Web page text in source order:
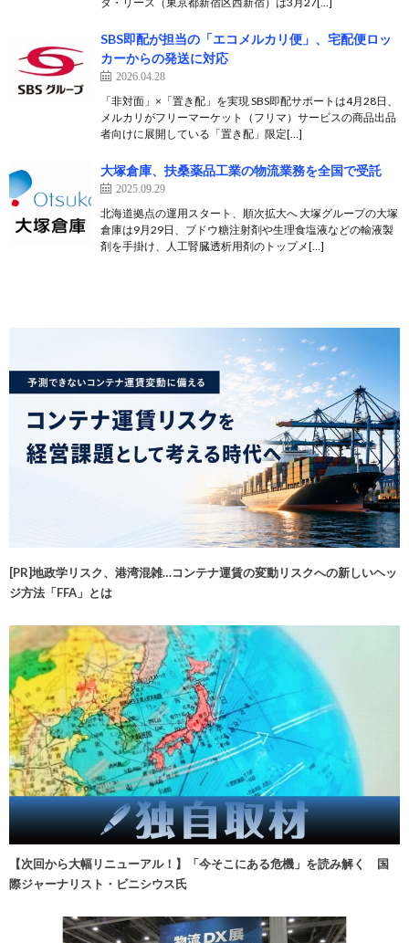
SBS即配が担当の「エコメルカリ便」、宅配便ロッ
カーからの発送に対応
2026.04.28
「非対面」×「置き配」を実現 SBS即配サポートは4月28日、
メルカリがフリーマーケット（フリマ）サービスの商品出品
者向けに展開している「置き配」限定[…]
大塚倉庫、扶桑薬品工業の物流業務を全国で受託
2025.09.29
北海道拠点の運用スタート、順次拡大へ 大塚グループの大塚
倉庫は9月29日、ブドウ糖注射剤や生理食塩液などの輸液製
剤を手掛け、人工腎臓透析用剤のトップメ[…]
[PR]地政学リスク、港湾混雑…コンテナ運賃の変動リスクへの新しいヘッ
ジ方法「FFA」とは
【次回から大幅リニューアル！】「今そこにある危機」を読み解く 国
際ジャーナリスト・ビニシウス氏